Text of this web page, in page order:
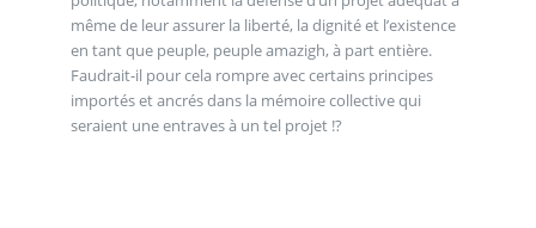
même de leur assurer la liberté, la dignité et l’existence
en tant que peuple, peuple amazigh, à part entière.
Faudrait-il pour cela rompre avec certains principes
importés et ancrés dans la mémoire collective qui
seraient une entraves à un tel projet !?